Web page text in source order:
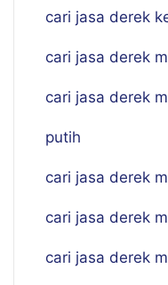
cari jasa derek
cari jasa derek
cari jasa derek
putih
cari jasa derek
cari jasa derek
cari jasa derek